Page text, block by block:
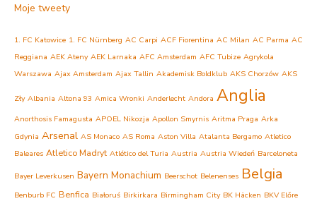
Moje tweety
1. FC Katowice 1. FC Nürnberg AC Carpi ACF Fiorentina AC Milan AC Parma AC
Reggiana AEK Ateny AEK Larnaka AFC Amsterdam AFC Tubize Agrykola
Warszawa Ajax Amsterdam Ajax Tallin Akademisk Boldklub AKS Chorzów AKS
Zły Albania Altona 93 Amica Wronki Anderlecht Andora Anglia
Anorthosis Famagusta APOEL Nikozja Apollon Smyrnis Aritma Praga Arka
Gdynia Arsenal AS Monaco AS Roma Aston Villa Atalanta Bergamo Atletico
Baleares Atletico Madryt Atlético del Turia Austria Austria Wiedeń Barceloneta
Bayer Leverkusen Bayern Monachium Beerschot Belenenses Belgia
Benburb FC Benfica Białoruś Birkirkara Birmingham City BK Häcken BKV Előre